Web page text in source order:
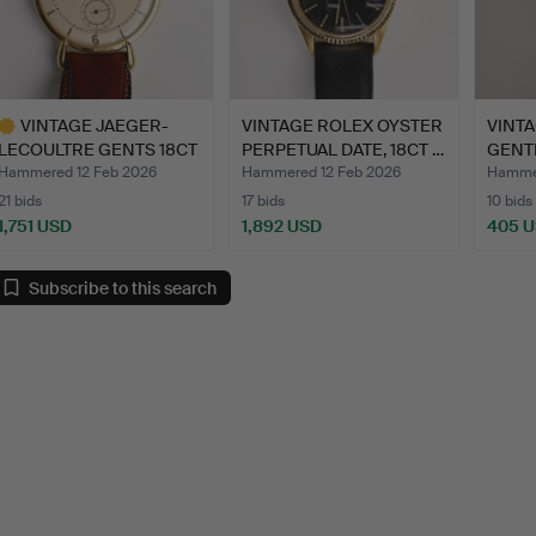
VINTAGE JAEGER-
GENTS 18CT
12 Feb 2026
bids
USD
VINTAGE ROLEX OYSTER
PERPETUAL DATE, 18CT …
Hammered 12 Feb 2026
17 bids
1,892 USD
10 bids
405
Subscribe to this search